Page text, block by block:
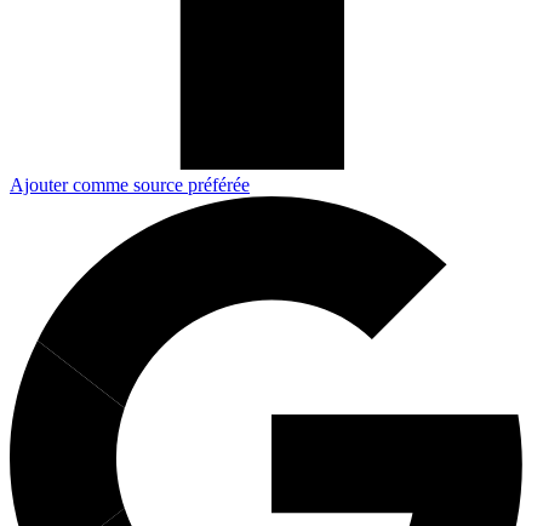
Ajouter comme source préférée